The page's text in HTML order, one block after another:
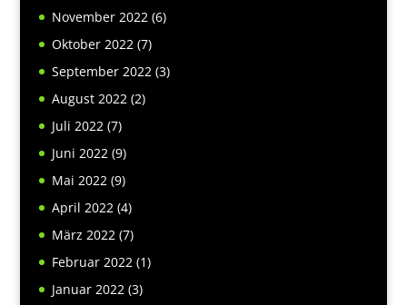
November 2022(6)
Oktober 2022(7)
September 2022(3)
August 2022(2)
Juli 2022(7)
Juni 2022(9)
Mai 2022(9)
April 2022(4)
März 2022(7)
Februar 2022(1)
Januar 2022(3)